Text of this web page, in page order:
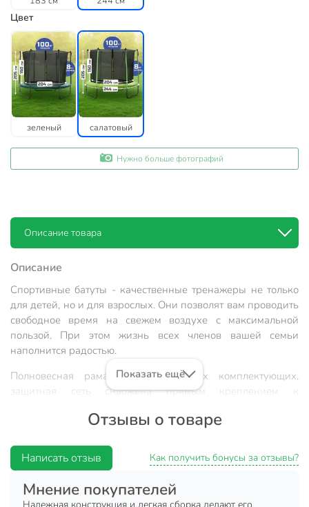
Цвет
зеленый салатовый
Нужно больше фотографий
Описание товара
Описание
Спортивные батуты - качественные тренажеры не только
для детей, но и для взрослых. Они позволят вам проводить
свободное время на свежем воздухе с максимальной
пользой. При этом жизнь всех членов вашей семьи
наполнится радостью.
Полновесная рама из качественных комплектующих,
защитная сеть снабжена прямым креплением к
Увлекательный, полезный и, главное, безопасный
Использование кронштейнов увеличивает устойчивость и
исключает падение батута при установке на мягком грунте.
Батуты предназначены не только для детских игр, но и для
Показать ещё
Отзывы о товаре
Написать отзыв Как получить бонусы за отзывы?
Мнение покупателей